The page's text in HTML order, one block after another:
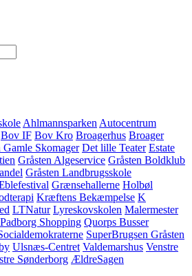
AhlmannsparkenAutocentrum
Bov IF Bov Kro Broagerhus Broager
Gamle Skomager Det lille Teater Estate
Gråsten Algeservice Gråsten Boldklub
Gråsten Landbrugsskole
Grænsehallerne Holbøl
Kræftens Bekæmpelse K
LTNatur Lyreskovskolen Malermester
Padborg Shopping Quorps Busser
SuperBrugsen Gråsten
Ulsnæs-Centret Valdemarshus Venstre
Sønderborg ÆldreSagen